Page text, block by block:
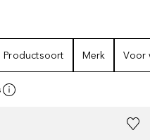
Productsoort Merk Voor